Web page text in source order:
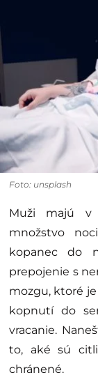
Foto: unsplash
Muži majú v
množstvo
kopanec do
prepojenie s
mozgu, ktoré
kopnutí do
vracanie.
to, aké sú
chránené.